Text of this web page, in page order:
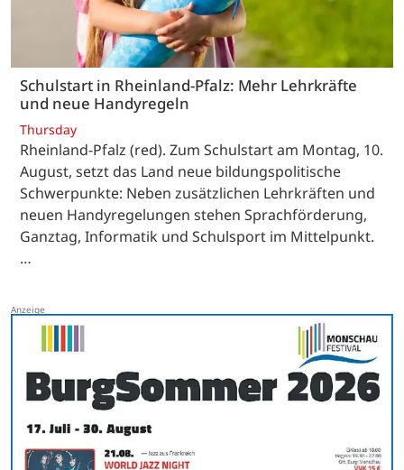
Schulstart in Rheinland-Pfalz: Mehr Lehrkräfte
und neue Handyregeln
Thursday
Rheinland-Pfalz (red). Zum Schulstart am Montag, 10.
August, setzt das Land neue bildungspolitische
Schwerpunkte: Neben zusätzlichen Lehrkräften und
neuen Handyregelungen stehen Sprachförderung,
Ganztag, Informatik und Schulsport im Mittelpunkt.
…